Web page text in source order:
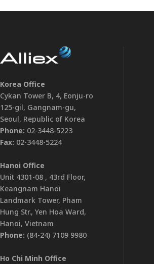
Korea Office
Cykan Tower B, 4, Eonju-ro
125-gil, Gangnam-gu,
Seoul, Republic of Korea
Phone: 02-3448-5223
Fax: 02-3448-5224
Hanoi Office
Unit 4301-08 , 43rd Floor,
Keangnam Hanoi
Landmark Tower, Pham
Hung Str., Yen Hoa Ward,
Hanoi, Vietnam
Phone: (84-24) 7109 9980
Ho Chi Minh Office